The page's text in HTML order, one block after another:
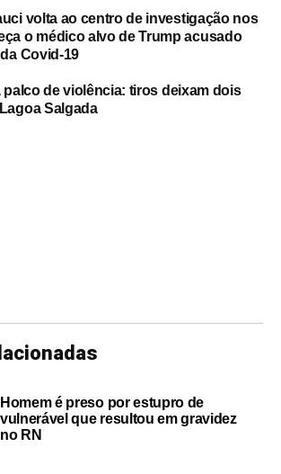
volta ao centro de investigação nos
o médico alvo de Trump acusado
Covid-19
palco de violência: tiros deixam dois
Salgada
Homem é preso por estupro de
vulnerável que resultou em gravidez
no RN